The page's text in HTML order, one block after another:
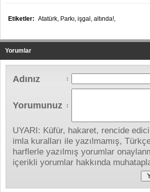
Etiketler: Atatürk, Parkı, işgal, altında!,
Yorumlar
Adınız :
Yorumunuz :
UYARI: Küfür, hakaret, rencide
imla kuralları ile yazılmamış,
harflerle yazılmış yorumlar
içerikli yorumlar hakkında